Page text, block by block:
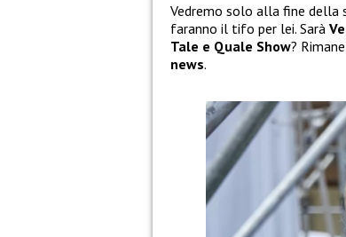
Vedremo solo alla fine della
faranno il tifo per lei. Sarà
Tale e Quale Show?
news.